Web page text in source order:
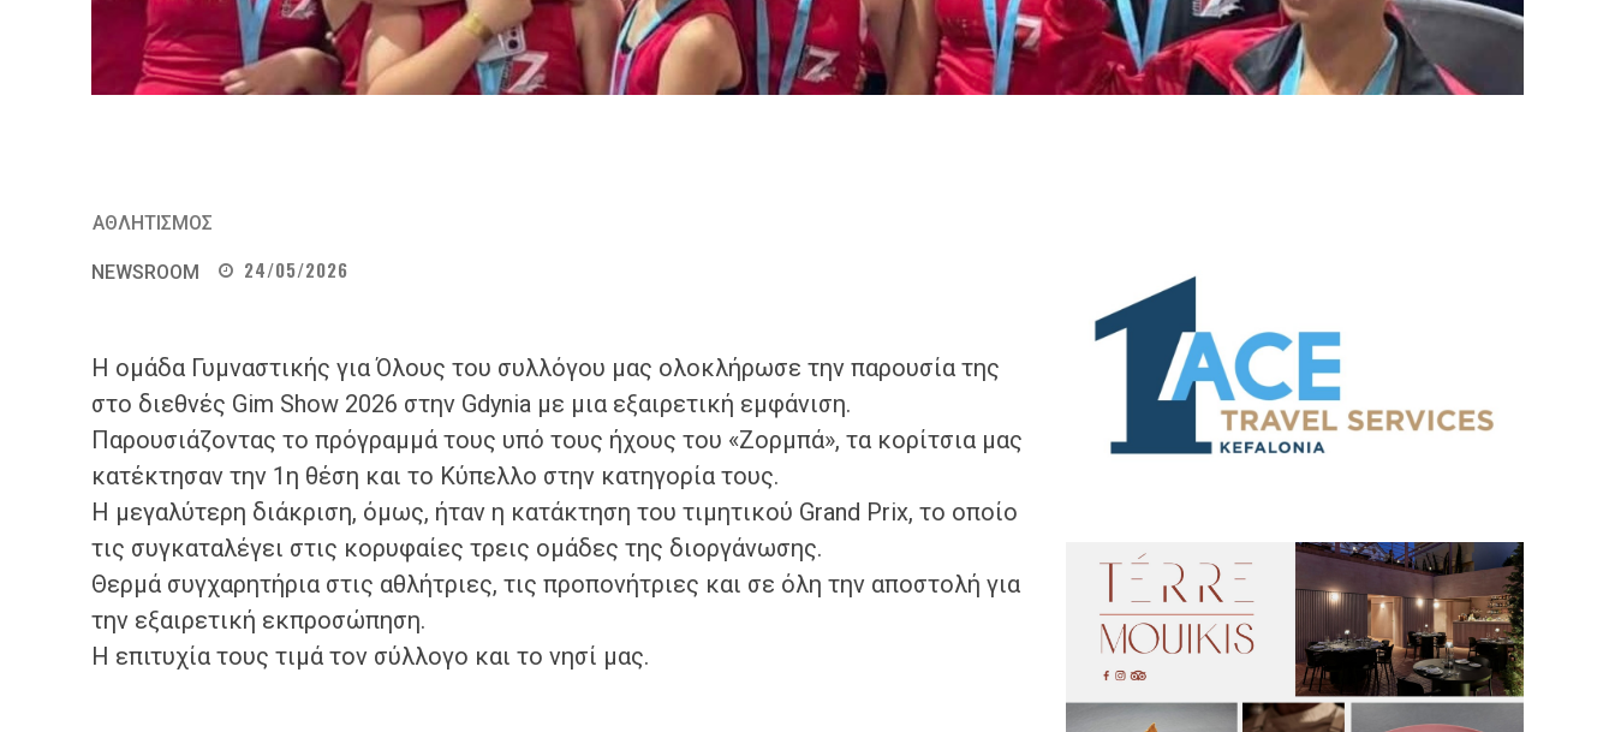
ΑΘΛΗΤΙΣΜΟΣ
NEWSROOM 24/05/2026
​Η ομάδα Γυμναστικής για Όλους του συλλόγου μας ολοκλήρωσε την παρουσία της
στο διεθνές Gim Show 2026 στην Gdynia με μια εξαιρετική εμφάνιση.
​Παρουσιάζοντας το πρόγραμμά τους υπό τους ήχους του «Ζορμπά», τα κορίτσια μας
κατέκτησαν την 1η θέση και το Κύπελλο στην κατηγορία τους.
​Η μεγαλύτερη διάκριση, όμως, ήταν η κατάκτηση του τιμητικού Grand Prix, το οποίο
τις συγκαταλέγει στις κορυφαίες τρεις ομάδες της διοργάνωσης.
​Θερμά συγχαρητήρια στις αθλήτριες, τις προπονήτριες και σε όλη την αποστολή για
την εξαιρετική εκπροσώπηση.
Η επιτυχία τους τιμά τον σύλλογο και το νησί μας.